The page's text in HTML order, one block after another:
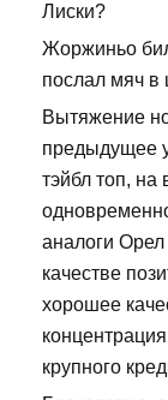
Лиски?
Жоржиньо
послал мяч в
Вытяжение
предыдущее
тэйбл топ, на
аналоги
качестве
хорошее
крупного